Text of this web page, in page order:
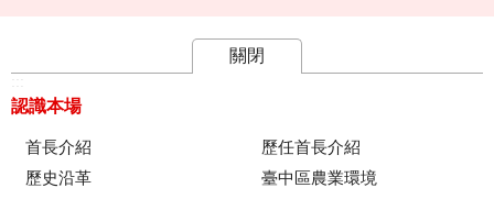
關閉
認識本場
首長介紹
歷任首長介紹
歷史沿革
臺中區農業環境